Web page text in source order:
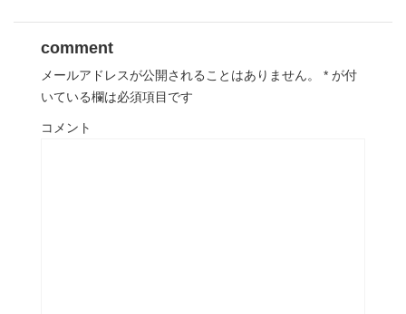
comment
メールアドレスが公開されることはありません。 * が付
いている欄は必須項目です
コメント